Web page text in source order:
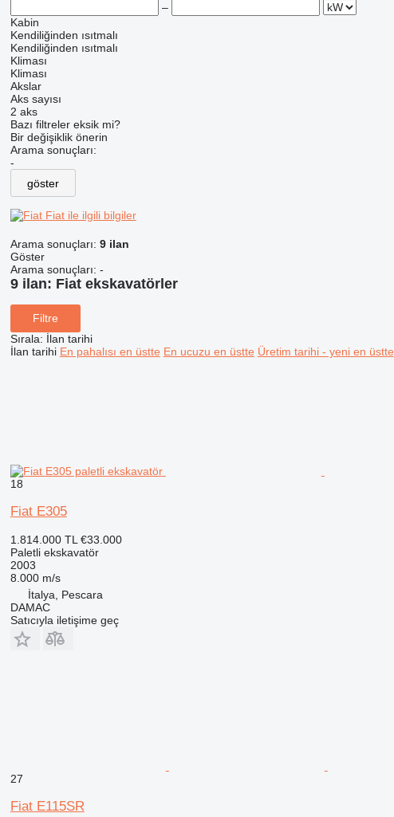
–
Kabin
Kendiliğinden ısıtmalı
Kendiliğinden ısıtmalı
Kliması
Kliması
Akslar
Aks sayısı
2 aks
Bazı filtreler eksik mi?
Bir değişiklik önerin
Arama sonuçları:
-
göster
Fiat ile ilgili bilgiler
Arama sonuçları: 9 ilan
Göster
Arama sonuçları: -
9 ilan: Fiat ekskavatörler
Filtre
Sırala: İlan tarihi
İlan tarihi En pahalısı en üstte En ucuzu en üstte Üretim tarihi - yeni en üstte
18
Fiat E305
1.814.000 TL €33.000
Paletli ekskavatör
2003
8.000 m/s
İtalya, Pescara
DAMAC
Satıcıyla iletişime geç
27
Fiat E115SR